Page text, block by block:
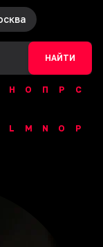
НАЙТИ
Н О П Р
С
L M N O
P